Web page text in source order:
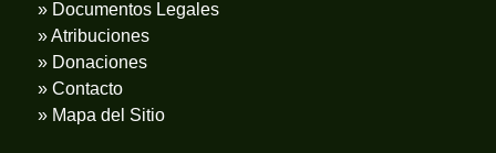
» Documentos Legales
» Atribuciones
» Donaciones
» Contacto
» Mapa del Sitio